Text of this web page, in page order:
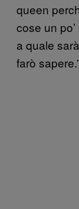
queen
cose un
a quale
farò